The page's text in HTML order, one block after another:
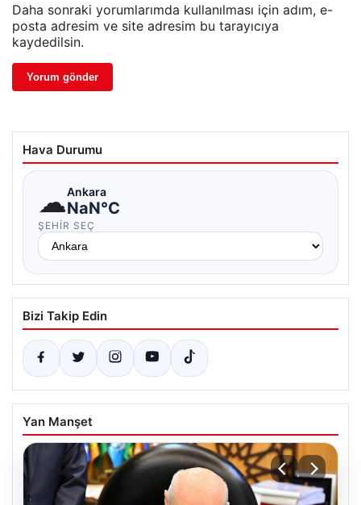
Daha sonraki yorumlarımda kullanılması için adım, e-
posta adresim ve site adresim bu tarayıcıya
kaydedilsin.
Hava Durumu
☁Ankara
NaN°C
ŞEHIR SEÇ
Bizi Takip Edin
Yan Manşet